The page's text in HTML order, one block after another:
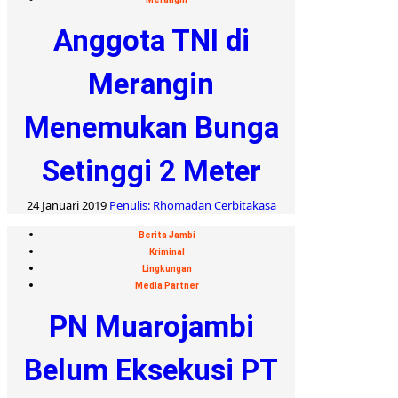
Anggota TNI di
Merangin
Menemukan Bunga
Setinggi 2 Meter
24 Januari 2019 Penulis: Rhomadan Cerbitakasa
Berita Jambi
Kriminal
Lingkungan
Media Partner
PN Muarojambi
Belum Eksekusi PT